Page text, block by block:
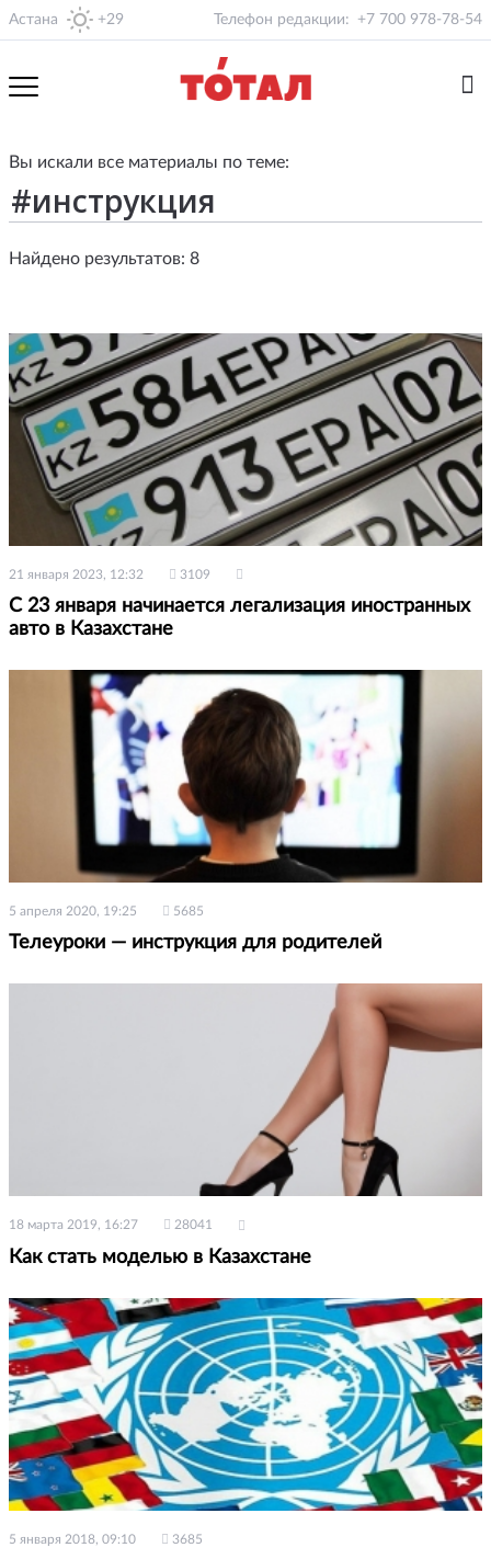
Астана +29 Телефон редакции: +7 700 978-78-54
Вы искали все материалы по теме:
Найдено результатов: 8
21 января 2023, 12:32 3109
С 23 января начинается легализация иностранных
авто в Казахстане
5 апреля 2020, 19:25 5685
Телеуроки — инструкция для родителей
18 марта 2019, 16:27 28041
Как стать моделью в Казахстане
5 января 2018, 09:10 3685